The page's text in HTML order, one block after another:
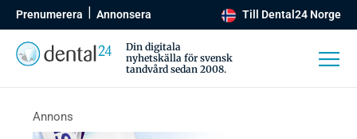
Prenumerera Annonsera Till Dental24 Norge
Din digitala
nyhetskälla för svensk
tandvård sedan 2008.